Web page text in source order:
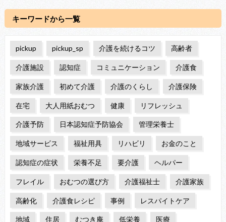
キーワードから一覧
pickup pickup_sp 介護を続けるコツ 高齢者
介護施設 認知症 コミュニケーション 介護食
家族介護 初めて介護 介護のくらし 介護保険
在宅 大人用紙おむつ 健康 リフレッシュ
介護予防 日本認知症予防協会 管理栄養士
地域サービス 福祉用具 リハビリ お金のこと
認知症の症状 栄養不足 要介護 ヘルパー
フレイル おむつの選び方 介護福祉士 介護家族
高齢化 介護食レシピ 事例 レスパイトケア
地域 住居 むつき庵 低栄養 医療